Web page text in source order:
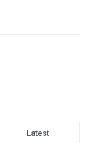
Latest